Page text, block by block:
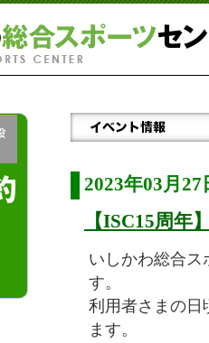
2023年03月27
【ISC15周
いしかわ総合ス
す。
利用者さまの日
ます。